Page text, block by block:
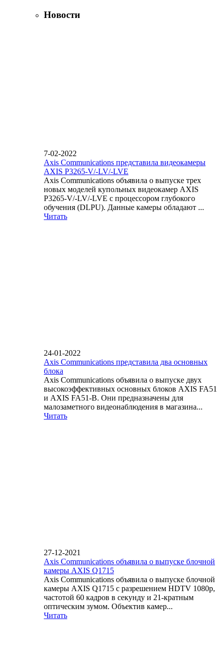
Новости
7-02-2022
Axis Communications представила видеокамеры
AXIS P3265-V/-LV/-LVE
Axis Communications объявила о выпуске трех
новых моделей купольных видеокамер AXIS
P3265-V/-LV/-LVE с процессором глубокого
обучения (DLPU). Данные камеры обладают ...
Читать
24-01-2022
Axis Communications представила два основных
блока
Axis Communications объявила о выпуске двух
высокоэффективных основных блоков AXIS FA51
и AXIS FA51-B. Они предназначены для
малозаметного видеонаблюдения в магазина...
Читать
27-12-2021
Axis Communications объявила о выпуске блочной
камеры AXIS Q1715
Axis Communications объявила о выпуске блочной
камеры AXIS Q1715 с разрешением HDTV 1080p,
частотой 60 кадров в секунду и 21-кратным
оптическим зумом. Объектив камер...
Читать